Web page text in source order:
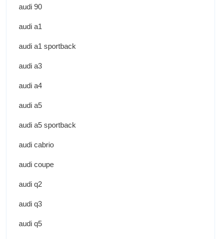
audi 90
audi a1
audi a1 sportback
audi a3
audi a4
audi a5
audi a5 sportback
audi cabrio
audi coupe
audi q2
audi q3
audi q5